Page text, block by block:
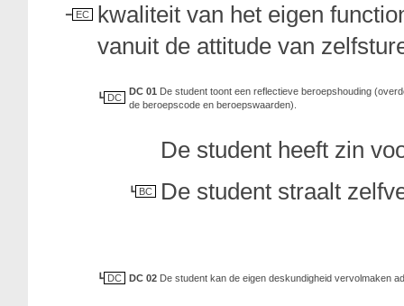
EC
kwaliteit van het eigen
vanuit de attitude van
DC
DC 01 De student toont een reflectieve beroepshouding
de beroepscode en beroepswaarden).
BC
De student heeft zin
De student straalt
DC DC 02 De student kan de eigen deskundigheid vervolmaken